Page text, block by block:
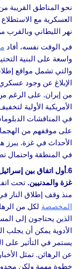
نحو المناطق القريبة
العسكرية مع
نهر الليطاني وبالقرب
في الوقت نفسه، أفاد
واسعة على البنية
والتي تشمل مواقع
الإبلاغ عن وجود
من إيران. على الرغم
الأمريكية الأولية
في المناقشات
على موقفهم من
الأحداث في غزة. يبرز
في المنطقة واحتمال
6.أول اتفاق بين
غزة والمدنيين. تحت
منذ وقف إطلاق النار
المخصصة لكل من
الذين يحتاجون إلى
الأدوية يمكن أن يجلب
يستمر في التأثير على
عن الرهائن. تمثل
خطوة مهمة ولكن